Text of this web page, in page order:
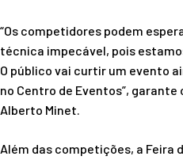
“Os competidores podem
técnica impecável, pois
O público vai curtir um evento
no Centro de Eventos”, garante
Alberto Minet.
Além das competições, a Feira
Precisa